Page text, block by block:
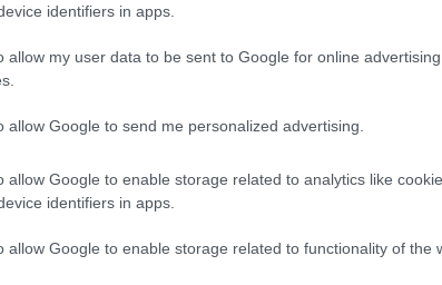
identifiers in apps.
allow my user data to be sent to Google for online advertising
allow Google to send me personalized advertising.
allow Google to enable storage related to analytics like
identifiers in apps.
allow Google to enable storage related to functionality of the
dal nostro pubblico. Oggi, le audience
la trasparenza e la fruibilità dei messaggi.
una campagna pubblicitaria
primo passo per migliorare le performance
continuo
è che “nessuno è perfetto”. Questo